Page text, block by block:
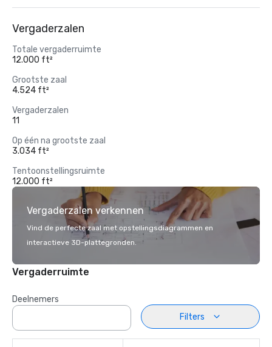
Vergaderzalen
Totale vergaderruimte
12.000 ft²
Grootste zaal
4.524 ft²
Vergaderzalen
11
Op één na grootste zaal
3.034 ft²
Tentoonstellingsruimte
12.000 ft²
Vergaderzalen verkennen
Vind de perfecte zaal met opstellingsdiagrammen en
interactieve 3D-plattegronden.
Vergaderruimte
Deelnemers
Filters